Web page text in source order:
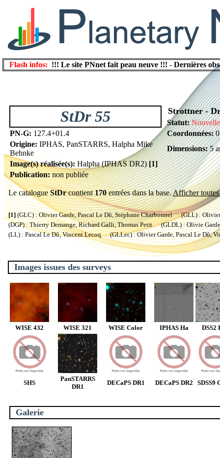
Flash infos: !!! Le site PNnet fait peau neuve !!! - Dernières
StDr 55 Strottner -
Statut:
PN-G: 127.4+01.4 Coordonnées:
Origine: IPHAS, PanSTARRS, Halpha Mike
Behnke
Dimensions:5
Image(s) réalisée(s): Halpha (IPHAS DR2)[1]
Publication:non publiée
Le catalogueStDrcontient170entrées dans la base.Afficher toutes
[1](GLC) : Olivier Garde, Pascal Le Dû, Stéphane Charbonnel (GLL) :
(DGP) : Thierry Demange, Richard Galli, Thomas Petit (GLDL) : Olivie
(LL) : Pascal Le Dû, Vincent Lecoq (GLLec) : Olivier Garde, Pascal Le Dû,
Images issues des surveys
WISE 432 WISE 321 WISE Color IPHAS Ha DSS2
SHS
PanSTARRS
DR1
DECaPS DR1 DECaPS DR2 SDSS9
Galerie